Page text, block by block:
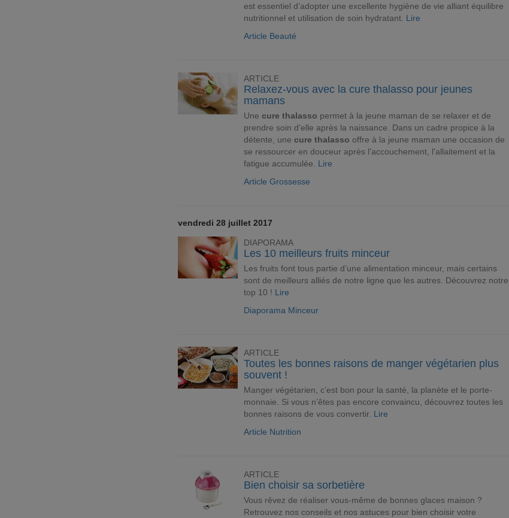
est essentiel d’adopter une excellente hygiène de vie alliant équilibre
nutritionnel et utilisation de soin hydratant. Lire
Article Beauté
ARTICLE
Relaxez-vous avec la cure thalasso pour jeunes
mamans
Une cure thalasso permet à la jeune maman de se relaxer et de
prendre soin d'elle après la naissance. Dans un cadre propice à la
détente, une cure thalasso offre à la jeune maman une occasion de
se ressourcer en douceur après l'accouchement, l'allaitement et la
fatigue accumulée. Lire
Article Grossesse
vendredi 28 juillet 2017
DIAPORAMA
Les 10 meilleurs fruits minceur
Les fruits font tous partie d’une alimentation minceur, mais certains
sont de meilleurs alliés de notre ligne que les autres. Découvrez notre
top 10 ! Lire
Diaporama Minceur
ARTICLE
Toutes les bonnes raisons de manger végétarien plus
souvent !
Manger végétarien, c’est bon pour la santé, la planète et le porte-
monnaie. Si vous n’êtes pas encore convaincu, découvrez toutes les
bonnes raisons de vous convertir. Lire
Article Nutrition
ARTICLE
Bien choisir sa sorbetière
Vous rêvez de réaliser vous-même de bonnes glaces maison ?
Retrouvez nos conseils et nos astuces pour bien choisir votre